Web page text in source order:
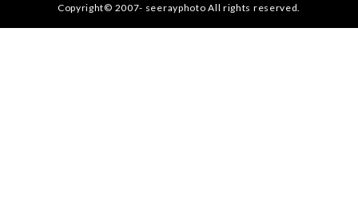
Copyright© 2007- seerayphoto All rights reserved.